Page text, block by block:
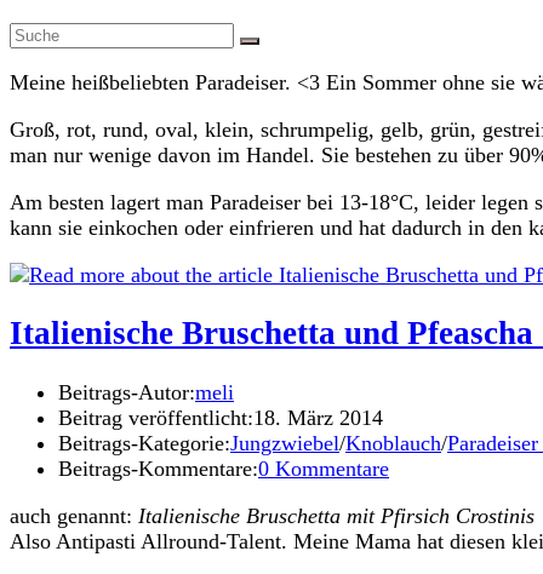
Meine heißbeliebten Paradeiser. <3 Ein Sommer ohne sie
Groß, rot, rund, oval, klein, schrumpelig, gelb, grün,
man nur wenige davon im Handel. Sie bestehen zu über
Am besten lagert man Paradeiser bei 13-18°C, leider
kann sie einkochen oder einfrieren und hat dadurch in den
Italienische Bruschetta und
Beitrags-Autor:meli
Beitrag veröffentlicht:18. März 2014
Beitrags-Kategorie:Jungzwiebel/Knoblauch/
Beitrags-Kommentare:0 Kommentare
auch genannt: Italienische Bruschetta mit Pfirsich Crostinis
Also Antipasti Allround-Talent. Meine Mama hat diesen